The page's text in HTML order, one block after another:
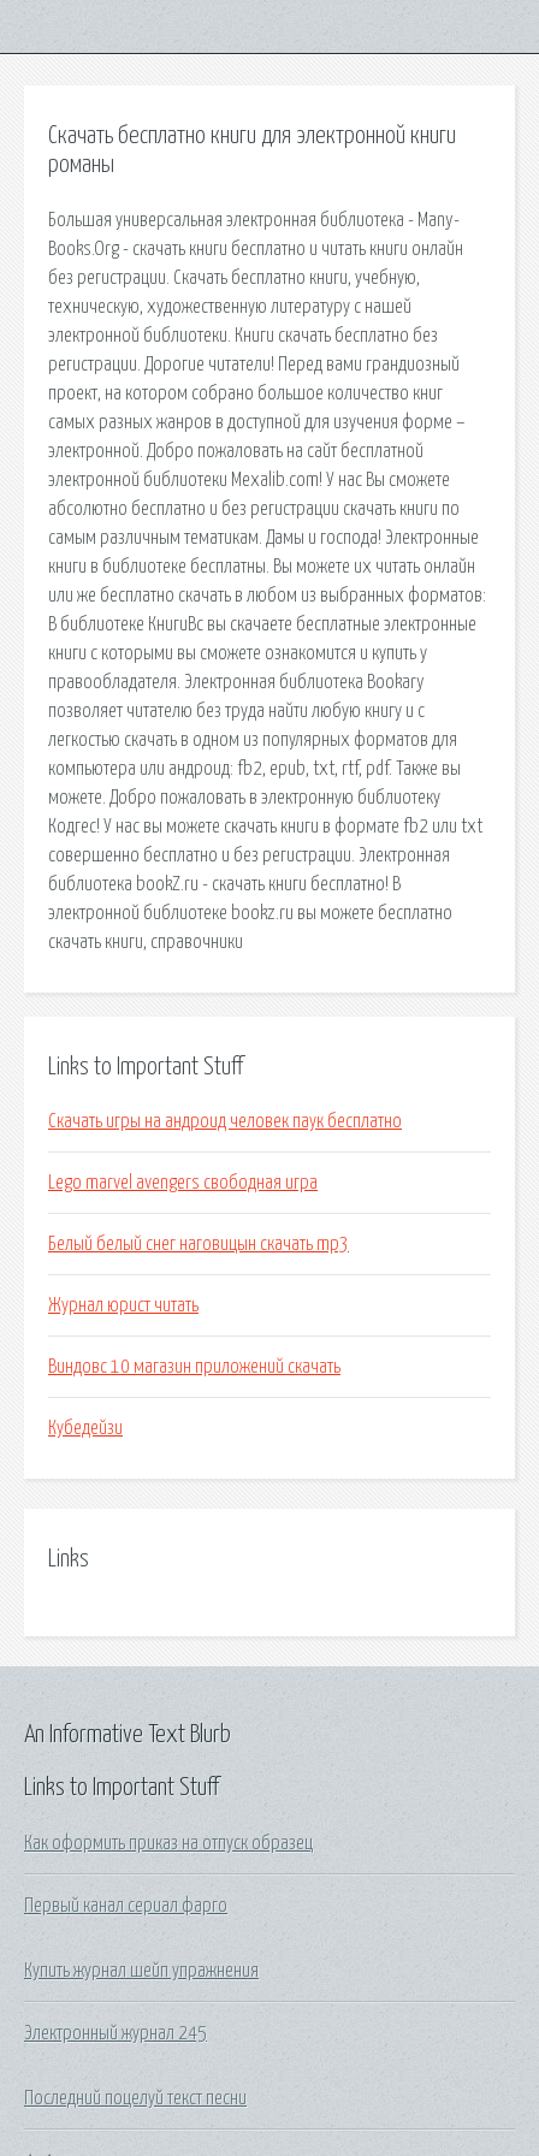
Скачать бесплатно книги для электронной книги
романы
Большая универсальная электронная библиотека - Many-
Books.Org - скачать книги бесплатно и читать книги онлайн
без регистрации. Скачать бесплатно книги, учебную,
техническую, художественную литературу с нашей
электронной библиотеки. Книги скачать бесплатно без
регистрации. Дорогие читатели! Перед вами грандиозный
проект, на котором собрано большое количество книг
самых разных жанров в доступной для изучения форме –
электронной. Добро пожаловать на сайт бесплатной
электронной библиотеки Mexalib.com! У нас Вы сможете
абсолютно бесплатно и без регистрации скачать книги по
самым различным тематикам. Дамы и господа! Электронные
книги в библиотеке бесплатны. Вы можете их читать онлайн
или же бесплатно скачать в любом из выбранных форматов:
В библиотеке КнигиВс вы скачаете бесплатные электронные
книги с которыми вы сможете ознакомится и купить у
правообладателя. Электронная библиотека Bookary
позволяет читателю без труда найти любую книгу и с
легкостью скачать в одном из популярных форматов для
компьютера или андроид: fb2, epub, txt, rtf, pdf. Также вы
можете. Добро пожаловать в электронную библиотеку
Кодгес! У нас вы можете скачать книги в формате fb2 или txt
совершенно бесплатно и без регистрации. Электронная
библиотека bookZ.ru - скачать книги бесплатно! В
электронной библиотеке bookz.ru вы можете бесплатно
скачать книги, справочники
Links to Important Stuff
Скачать игры на андроид человек паук бесплатно
Lego marvel avengers свободная игра
Белый белый снег наговицын скачать mp3
Журнал юрист читать
Виндовс 10 магазин приложений скачать
Кубедейзи
Links
Links to Important Stuff
Как оформить приказ на отпуск образец
Первый канал сериал фарго
Купить журнал шейп упражнения
Электронный журнал 245
Последний поцелуй текст песни
An Informative Text Blurb